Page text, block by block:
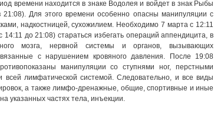
времени находится в знаке Водолея и войдет в знак Рыбы
21:08). Для этого времени особенно опасны манипуляции с
надкостницей, сухожилием. Необходимо 7 марта с 12:11
14:11 до 21:08) стараться избегать операций аппендицита, в
мозга, нервной системы и органов, вызывающих
с нарушением кровяного давления. После 19:08
манипуляции со ступнями ног, перстными
всей лимфатической системой. Следовательно, и все виды
а также лимфо-дренажные, общие, спортивные и иные
указанных частях тела, инъекции.